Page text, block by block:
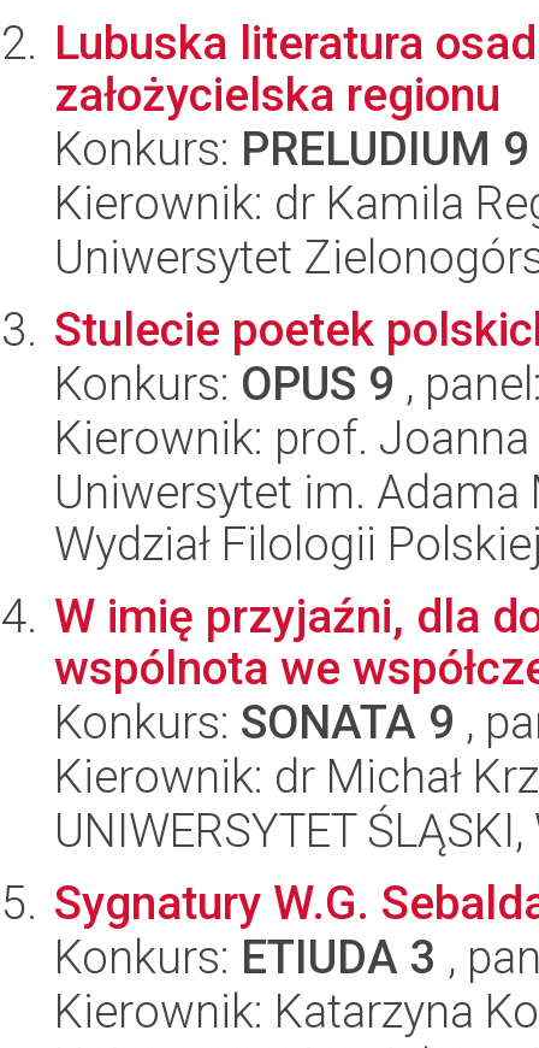
Lubuska literatura
założycielska regionu
Konkurs: PRELUDIUM 9
Kierownik: dr Kamila
Uniwersytet
Stulecie poetek
Konkurs: OPUS 9 ,
Kierownik: prof.
Uniwersytet im.
Wydział Filologii
W imię przyjaźni, dla
wspólnota we
Konkurs: SONATA 9 ,
Kierownik: dr Michał
UNIWERSYTET
Sygnatury W.G.
Konkurs: ETIUDA 3 ,
Kierownik: Katarzyna